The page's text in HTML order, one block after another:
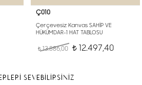
Ç010
Çerçevesiz Kanvas SAHİP VE
HÜKÜMDAR-1 HAT TABLOSU
t13.886,00 t 12.497,40
SEVEBİLİRSİNİZ